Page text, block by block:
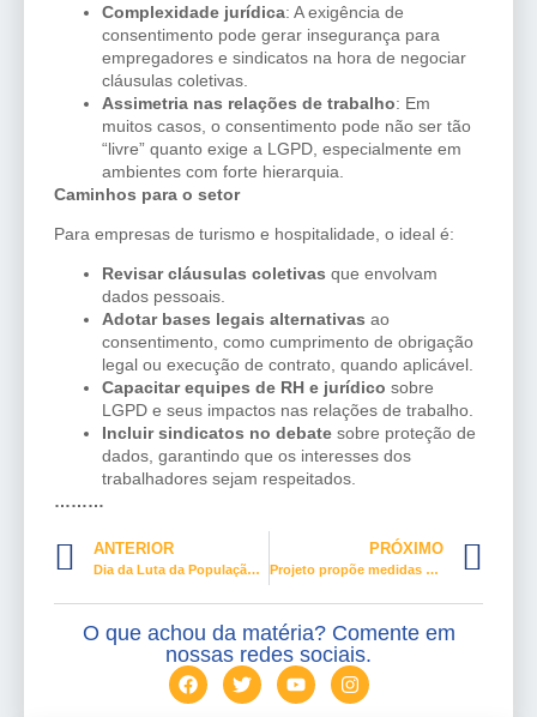
Complexidade jurídica: A exigência de
consentimento pode gerar insegurança para
empregadores e sindicatos na hora de negociar
cláusulas coletivas.
Assimetria nas relações de trabalho: Em
muitos casos, o consentimento pode não ser tão
“livre” quanto exige a LGPD, especialmente em
ambientes com forte hierarquia.
Caminhos para o setor
Para empresas de turismo e hospitalidade, o ideal é:
Revisar cláusulas coletivas que envolvam
dados pessoais.
Adotar bases legais alternativas ao
consentimento, como cumprimento de obrigação
legal ou execução de contrato, quando aplicável.
Capacitar equipes de RH e jurídico sobre
LGPD e seus impactos nas relações de trabalho.
Incluir sindicatos no debate sobre proteção de
dados, garantindo que os interesses dos
trabalhadores sejam respeitados.
………
ANTERIOR
Dia da Luta da População em Situação de Rua entra no calendário nacional
PRÓXIMO
Projeto propõe medidas contra assédio e violência misóginos no trabalho
O que achou da matéria? Comente em
nossas redes sociais.